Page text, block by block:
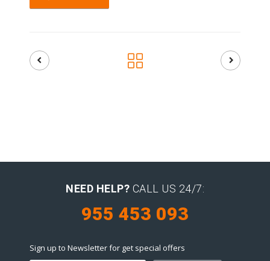
NEED HELP? CALL US 24/7:
955 453 093
Sign up to Newsletter for get special offers